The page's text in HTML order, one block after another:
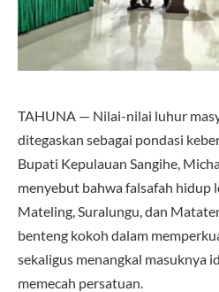
TAHUNA — Nilai-nilai luhur
ditegaskan sebagai pondasi
Bupati Kepulauan Sangihe,
menyebut bahwa falsafah hidup
Mateling, Suralungu, dan
benteng kokoh dalam
sekaligus menangkal masuknya
memecah persatuan.